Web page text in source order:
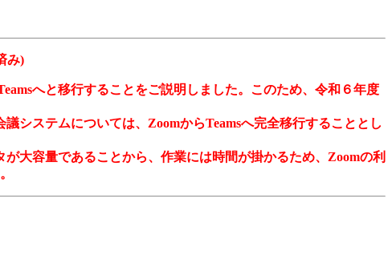
み)
へと移行することをご説明しました。このため、令和６年度
システムについては、ZoomからTeamsへ完全移行することとし
大容量であることから、作業には時間が掛かるため、Zoomの利